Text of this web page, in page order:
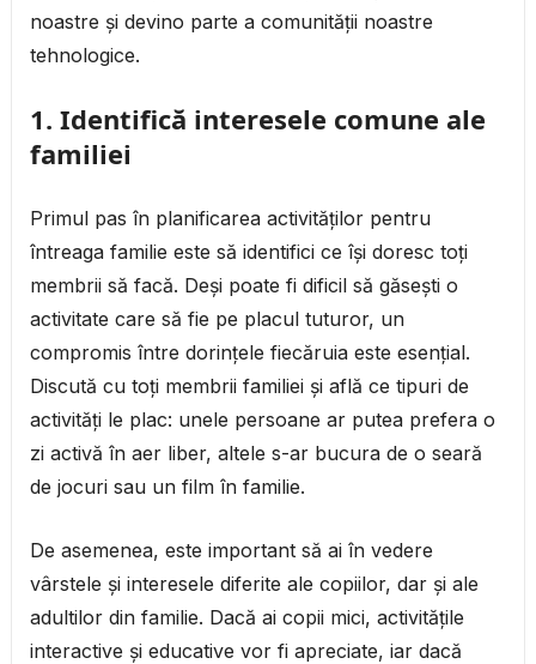
noastre și devino parte a comunității noastre
tehnologice.
1. Identifică interesele comune ale
familiei
Primul pas în planificarea activităților pentru
întreaga familie este să identifici ce își doresc toți
membrii să facă. Deși poate fi dificil să găsești o
activitate care să fie pe placul tuturor, un
compromis între dorințele fiecăruia este esențial.
Discută cu toți membrii familiei și află ce tipuri de
activități le plac: unele persoane ar putea prefera o
zi activă în aer liber, altele s-ar bucura de o seară
de jocuri sau un film în familie.
De asemenea, este important să ai în vedere
vârstele și interesele diferite ale copiilor, dar și ale
adultilor din familie. Dacă ai copii mici, activitățile
interactive și educative vor fi apreciate, iar dacă